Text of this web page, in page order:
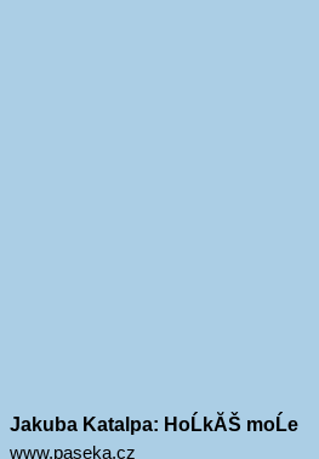
Jakuba Katalpa: HoĹkĂŠ moĹe
www.paseka.cz